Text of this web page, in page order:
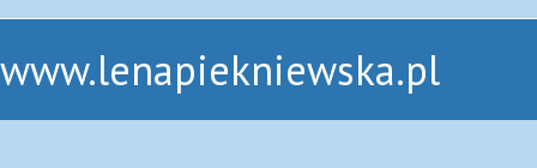
www.lenapiekniewska.pl